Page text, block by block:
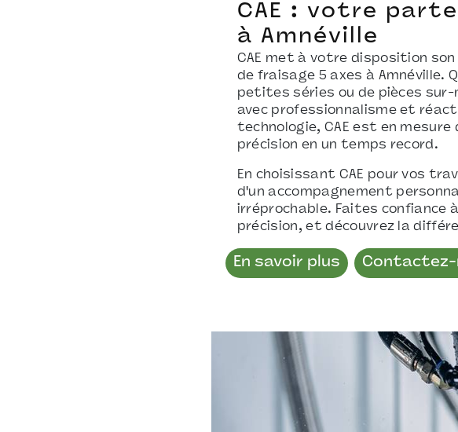
CAE : votre
à Amnéville
CAE met à votre disposition
de fraisage 5 axes à Amnéville.
petites séries ou de pièces sur-
avec professionnalisme et
technologie, CAE est en
précision en un temps record.
En choisissant CAE pour vos
d'un accompagnement
irréprochable. Faites confiance
précision, et découvrez la
En savoir plus Contactez-